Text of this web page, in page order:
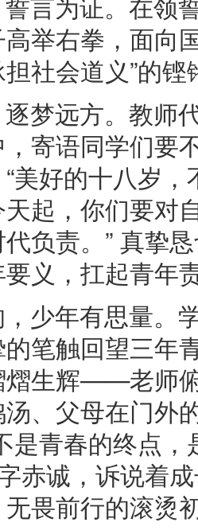
举右拳，面向
社会道义”的铿
梦远方。教师
寄语同学们要
美好的十八岁
起，你们要对
负责。” 真挚
义，扛起青年
少年有思量。
笔触回望三年
熠生辉——老师
汤、父母在门
是青春的终点
赤诚，诉说着
畏前行的滚烫